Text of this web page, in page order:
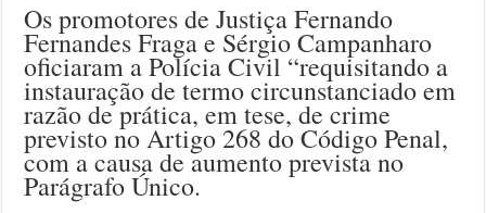
Os promotores de Justiça Fernando
Fernandes Fraga e Sérgio Campanharo
oficiaram a Polícia Civil “requisitando a
instauração de termo circunstanciado em
razão de prática, em tese, de crime
previsto no Artigo 268 do Código Penal,
com a causa de aumento prevista no
Parágrafo Único.